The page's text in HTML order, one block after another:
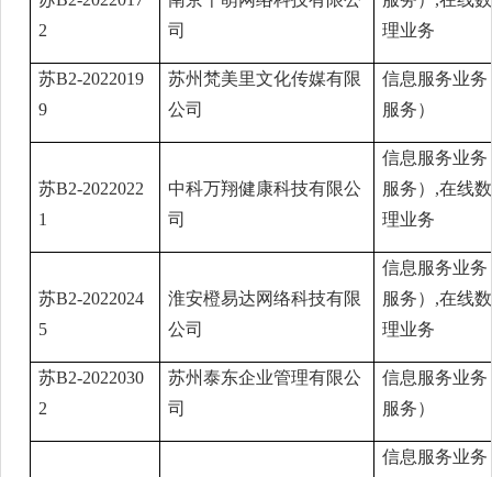
2
司
理业务
苏B2-2022019
9
苏州梵美里文化传媒有限
公司
信息服务业
服务）
苏B2-2022022
1
中科万翔健康科技有限公
司
信息服务业
服务）,在线
理业务
苏B2-2022024
5
淮安橙易达网络科技有限
公司
信息服务业
服务）,在线
理业务
苏B2-2022030
2
苏州泰东企业管理有限公
司
信息服务业
服务）
信息服务业